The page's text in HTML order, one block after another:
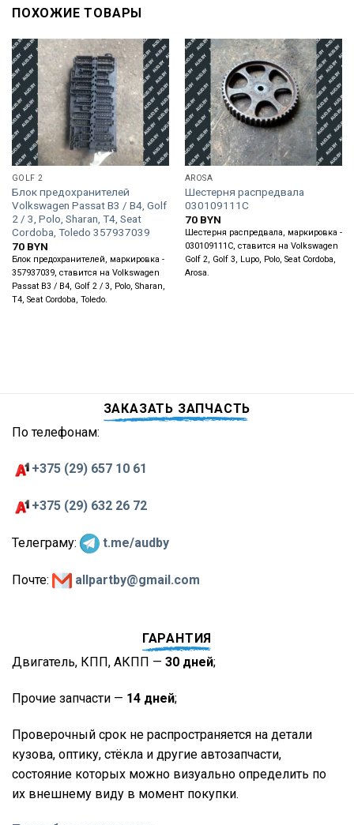
ПОХОЖИЕ ТОВАРЫ
GOLF 2
Блок предохранителей
Volkswagen Passat B3 / B4, Golf
2 / 3, Polo, Sharan, T4, Seat
Cordoba, Toledo 357937039
70 BYN
Блок предохранителей, маркировка -
357937039, ставится на Volkswagen
Passat B3 / B4, Golf 2 / 3, Polo, Sharan,
T4, Seat Cordoba, Toledo.
AROSA
Шестерня распредвала
030109111C
70 BYN
Шестерня распредвала, маркировка -
030109111C, ставится на Volkswagen
Golf 2, Golf 3, Lupo, Polo, Seat Cordoba,
Arosa.
ЗАКАЗАТЬ ЗАПЧАСТЬ
По телефонам:
+375 (29) 657 10 61
+375 (29) 632 26 72
Телеграму: t.me/audby
Почте: allpartby@gmail.com
ГАРАНТИЯ
Двигатель, КПП, АКПП — 30 дней;
Прочие запчасти — 14 дней;
Проверочный срок не распространяется на детали
кузова, оптику, стёкла и другие автозапчасти,
состояние которых можно визуально определить по
их внешнему виду в момент покупки.